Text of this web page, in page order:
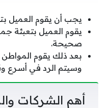
يجب أن يقوم العميل
يقوم العميل بتعبئة
صحيحة.
بعد ذلك يقوم
وسيتم الرد في أسرع
أهم الشركات